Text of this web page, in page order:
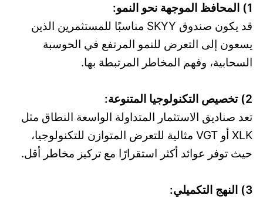
1) المحافظ الموجهة نحو النمو:
قد يكون صندوق SKYY مناسبًا للمستثمرين الذين
يسعون إلى التعرض للنمو المرتفع في الحوسبة
السحابية، وفهم المخاطر المرتبطة بها.
2) تخصيص التكنولوجيا المتنوعة:
تعد صناديق الاستثمار المتداولة الواسعة النطاق مثل
XLK أو VGT مثالية للتعرض المتوازن للتكنولوجيا،
حيث توفر عوائد أكثر استقرارًا مع تركيز مخاطر أقل.
3) النهج التكميلي: